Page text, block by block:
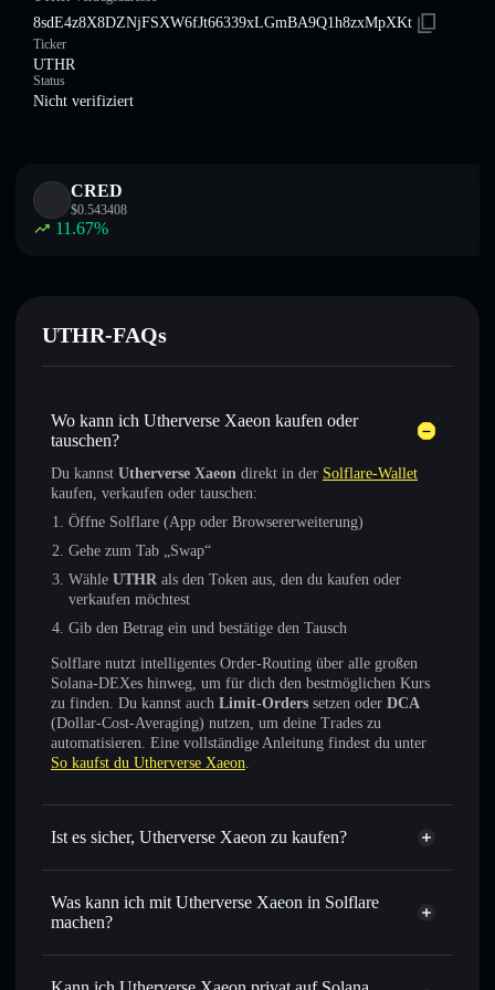
8sdE4z8X8DZNjFSXW6fJt66339xLGmBA9Q1h8zxMpXKt
Ticker
UTHR
Status
Nicht verifiziert
CRED
$0.543408
11.67%
UTHR-FAQs
Wo kann ich Utherverse Xaeon kaufen oder
tauschen?
Du kannst Utherverse Xaeon direkt in der Solflare-Wallet
kaufen, verkaufen oder tauschen:
Öffne Solflare (App oder Browsererweiterung)
Gehe zum Tab „Swap“
Wähle UTHR als den Token aus, den du kaufen oder
verkaufen möchtest
Gib den Betrag ein und bestätige den Tausch
Solflare nutzt intelligentes Order-Routing über alle großen
Solana-DEXes hinweg, um für dich den bestmöglichen Kurs
zu finden. Du kannst auch Limit-Orders setzen oder DCA
(Dollar-Cost-Averaging) nutzen, um deine Trades zu
automatisieren. Eine vollständige Anleitung findest du unter
So kaufst du Utherverse Xaeon.
Ist es sicher, Utherverse Xaeon zu kaufen?
Utherverse Xaeon
nicht
Was kann ich mit Utherverse Xaeon in Solflare
machen?
Utherverse Xaeon
Solflare-Wallet
Sofort tauschen– handle UTHR gegen SOL, USDC oder